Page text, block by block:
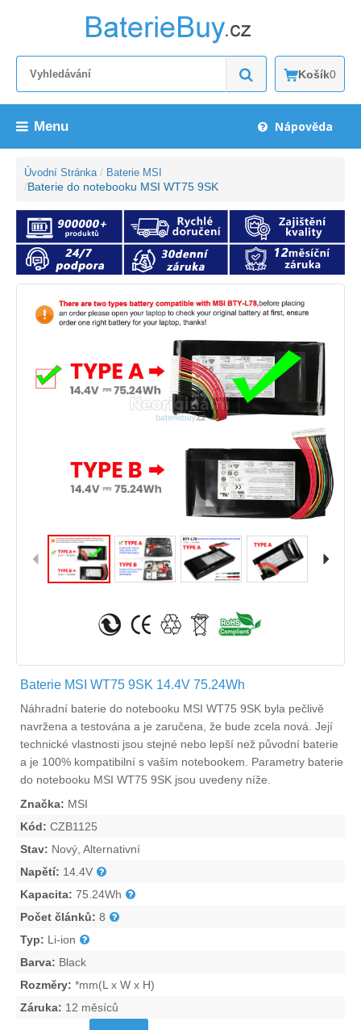
Košík0
Menu Nápověda
Úvodní Stránka Baterie MSI
Baterie do notebooku MSI WT75 9SK
Baterie MSI WT75 9SK 14.4V 75.24Wh
Náhradní baterie do notebooku MSI WT75 9SK byla pečlivě
navržena a testována a je zaručena, že bude zcela nová. Její
technické vlastnosti jsou stejné nebo lepší než původní baterie
a je 100% kompatibilní s vaším notebookem. Parametry baterie
do notebooku MSI WT75 9SK jsou uvedeny níže.
Značka: MSI
Kód: CZB1125
Stav: Nový, Alternativní
Napětí: 14.4V
Kapacita: 75.24Wh
Počet článků: 8
Typ: Li-ion
Barva: Black
Rozměry: *mm(L x W x H)
Záruka: 12 měsíců